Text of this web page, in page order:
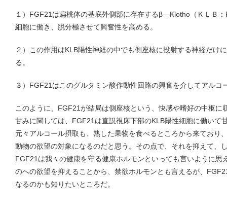
１）FGF21は扁桃体の基底外側部に存在するβ―Klotho（ＫＬＢ
細胞に働き、脱分極させて興奮性を高める。
２）この作用はKLB陽性神経の中でも側座核に投射する神経だけ
る。
３）FGF21はこのグルタミン酸作動性回路の興奮を介してアルコ
このように、FGF21が結局は側座核という、快感や嗜好の中枢に
甘みに関しては、FGF21は直説視床下部のKLB陽性細胞に働いて
元々アルコール摂取も、熟した果物を食べるところから来ており
動物の欲望の対象になるのだと思う。その点で、それを抑えて、
FGF21は我々の健康を守る健康ホルモンといっても言いように思
のへの欲望を抑えることから、禁欲ホルモンとも言えるが、
なるのかも知りたいところだ。